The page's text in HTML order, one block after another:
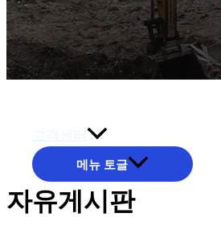
고객센터
메뉴 토글
자유게시판